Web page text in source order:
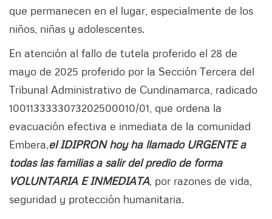
que permanecen en el lugar, especialmente de los
niños, niñas y adolescentes.
En atención al fallo de tutela proferido el 28 de
mayo de 2025 proferido por la Sección Tercera del
Tribunal Administrativo de Cundinamarca, radicado
1001133333073202500010/01, que ordena la
evacuación efectiva e inmediata de la comunidad
Embera, el IDIPRON hoy ha llamado URGENTE a
todas las familias a salir del predio de forma
VOLUNTARIA E INMEDIATA , por razones de vida,
seguridad y protección humanitaria.